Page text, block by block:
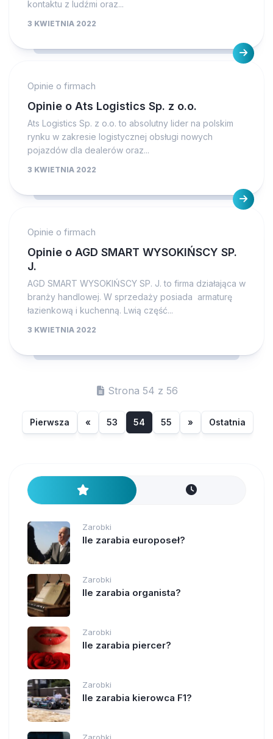
kontaktu z ludźmi oraz...
3 KWIETNIA 2022
Opinie o firmach
Opinie o Ats Logistics Sp. z o.o.
Ats Logistics Sp. z o.o. to absolutny lider na polskim
rynku w zakresie logistycznej obsługi nowych
pojazdów dla dealerów oraz...
3 KWIETNIA 2022
Opinie o firmach
Opinie o AGD SMART WYSOKIŃSCY SP.
J.
AGD SMART WYSOKIŃSCY SP. J. to firma działająca w
branży handlowej. W sprzedaży posiada armaturę
łazienkową i kuchenną. Lwią część...
3 KWIETNIA 2022
Strona 54 z 56
Pierwsza « 53 54 55 » Ostatnia
Zarobki
Ile zarabia europoseł?
Zarobki
Ile zarabia organista?
Zarobki
Ile zarabia piercer?
Zarobki
Ile zarabia kierowca F1?